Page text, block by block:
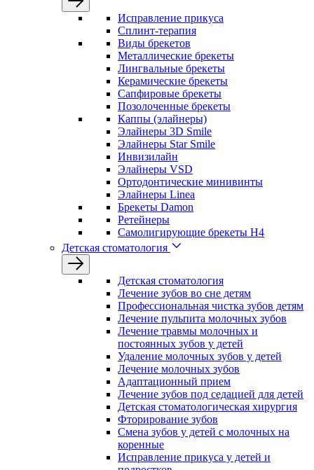
Исправление прикуса
Сплинт-терапия
Виды брекетов
Металлические брекеты
Лингвальные брекеты
Керамические брекеты
Сапфировые брекеты
Позолоченные брекеты
Каппы (элайнеры)
Элайнеры 3D Smile
Элайнеры Star Smile
Инвизилайн
Элайнеры VSD
Ортодонтические минивинты
Элайнеры Linea
Брекеты Damon
Ретейнеры
Самолигирующие брекеты H4
Детская стоматология
Детская стоматология
Лечение зубов во сне детям
Профессиональная чистка зубов детям
Лечение пульпита молочных зубов
Лечение травмы молочных и
постоянных зубов у детей
Удаление молочных зубов у детей
Лечение молочных зубов
Адаптационный прием
Лечение зубов под седацией для детей
Детская стоматологическая хирургия
Фторирование зубов
Смена зубов у детей с молочных на
коренные
Исправление прикуса у детей и